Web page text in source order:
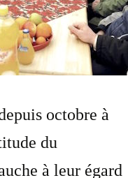
octobre à
du
à leur égard